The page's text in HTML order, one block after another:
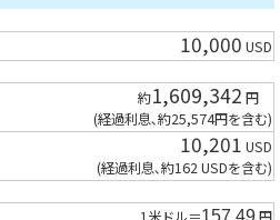
10,000 USD
約1,609,342 円
(経過利息､約25,574円を含む)
10,201 USD
(経過利息､約162 USDを含む)
157.49